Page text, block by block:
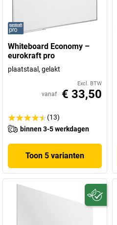
Whiteboard Economy –
eurokraft pro
plaatstaal, gelakt
Excl. BTW
vanaf € 33,50
(13)
binnen 3-5 werkdagen
Toon 5 varianten